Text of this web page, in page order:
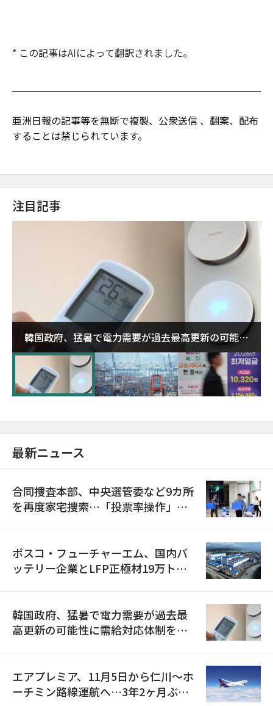
* この記事はAIによって翻訳されました。
亜洲日報の記事等を無断で複製、公衆送信 、翻案、配布
することは禁じられています。
注目記事
韓国政府、猛暑で電力需要が過去最高更新の可能性
に需給対応体制を点検
最新ニュース
合同捜査本部、中央選管委など9カ所
を再度家宅捜索…「投票率操作」の
ポスコ・フューチャーエム、国内バ
ッテリー企業とLFP正極材19万トン
韓国政府、猛暑で電力需要が過去最
高更新の可能性に需給対応体制を点
エアプレミア、11月5日から仁川〜ホ
ーチミン路線運航へ…3年2ヶ月ぶり